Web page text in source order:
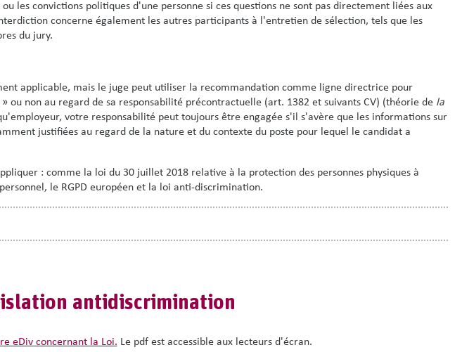
les convictions politiques d'une personne si ces questions ne sont pas directement liées aux
concerne également les autres participants à l'entretien de sélection, tels que les
du jury.
applicable, mais le juge peut utiliser la recommandation comme ligne directrice pour
non au regard de sa responsabilité précontractuelle (art. 1382 et suivants CV) (théorie de la
votre responsabilité peut toujours être engagée s'il s'avère que les informations sur
justifiées au regard de la nature et du contexte du poste pour lequel le candidat a
: comme la loi du 30 juillet 2018 relative à la protection des personnes physiques à
le RGPD européen et la loi anti-discrimination.
antidiscrimination
eDiv concernant la Loi. Le pdf est accessible aux lecteurs d'écran.